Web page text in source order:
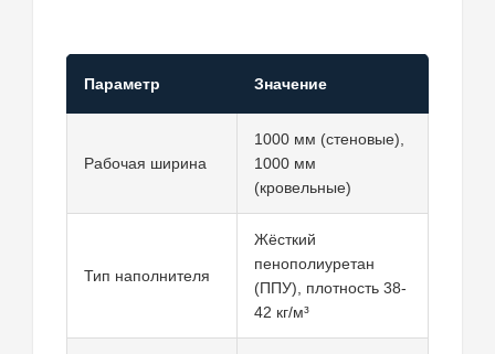
Параметр Значение
Рабочая ширина
1000 мм (стеновые),
1000 мм
(кровельные)
Тип наполнителя
Жёсткий
пенополиуретан
(ППУ), плотность 38-
42 кг/м³